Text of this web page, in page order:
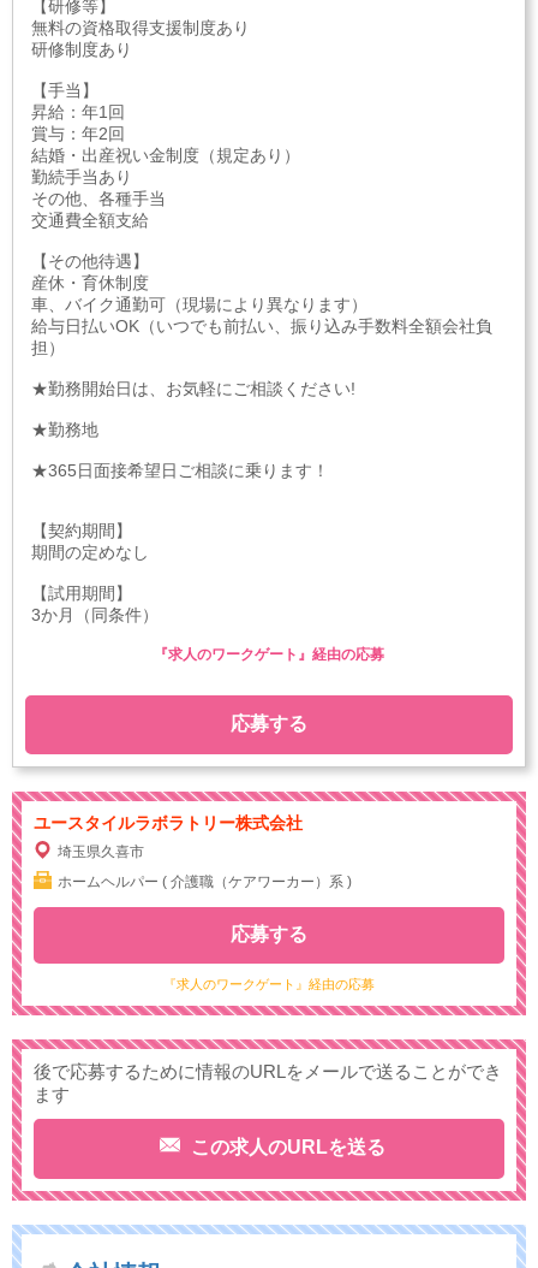
【研修等】
無料の資格取得支援制度あり
研修制度あり
【手当】
昇給：年1回
賞与：年2回
結婚・出産祝い金制度（規定あり）
勤続手当あり
その他、各種手当
交通費全額支給
【その他待遇】
産休・育休制度
車、バイク通勤可（現場により異なります）
給与日払いOK（いつでも前払い、振り込み手数料全額会社負
担）
★勤務開始日は、お気軽にご相談ください!
★勤務地
★365日面接希望日ご相談に乗ります！
【契約期間】
期間の定めなし
【試用期間】
3か月（同条件）
応募する
『求人のワークゲート』経由の応募
ユースタイルラボラトリー株式会社
埼玉県久喜市
ホームヘルパー ( 介護職（ケアワーカー）系 )
『求人のワークゲート』経由の応募
応募する
後で応募するために情報のURLをメールで送ることができ
ます
この求人のURLを送る